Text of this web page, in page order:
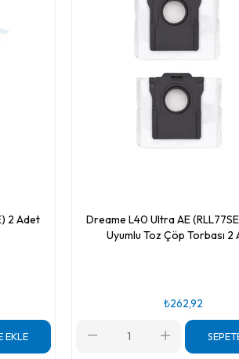
2 Adet
EKLE
Dreame L40 Ultra AE
Uyumlu Toz Çöp Torbası 2
₺262,92